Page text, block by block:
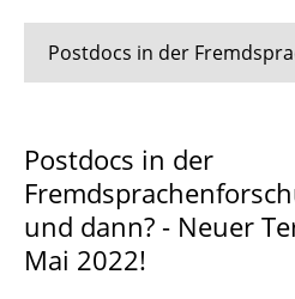
Postdocs in der
Forschungsprofile
Programm
Postdocs in der
und dann? - Neuer
Mai 2022!